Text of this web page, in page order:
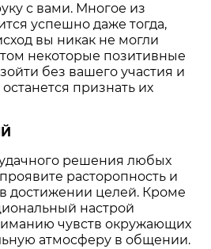
с вами. Многое из
успешно даже тогда,
вы никак не могли
некоторые позитивные
без вашего участия и
признать их
решения любых
расторопность и
достижении целей. Кроме
настрой
чувств окружающих
атмосферу в общении.